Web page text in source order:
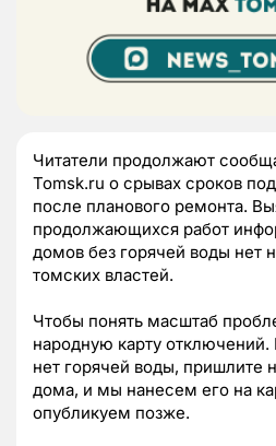
Читатели продолжают
Tomsk.ru о срывах сроков
после планового ремонта.
продолжающихся работ
домов без горячей воды нет
томских властей.
Чтобы понять масштаб
народную карту отключений.
нет горячей воды, пришлите
дома, и мы нанесем его на
опубликуем позже.